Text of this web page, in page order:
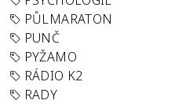
PŮLMARATON
PUNČ
PYŽAMO
RÁDIO K2
RADY